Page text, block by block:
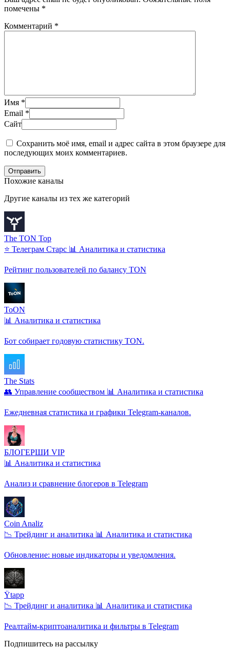
помечены *
Комментарий *
Имя *
Email *
Сайт
Сохранить моё имя, email и адрес сайта в этом браузере для
последующих моих комментариев.
Отправить
Похожие каналы
Другие каналы из тех же категорий
The TON Top
⭐ Телеграм Старс 📊 Аналитика и статистика
Рейтинг пользователей по балансу TON
ToON
📊 Аналитика и статистика
Бот собирает годовую статистику TON.
The Stats
👥 Управление сообществом 📊 Аналитика и статистика
Ежедневная статистика и графики Telegram‑каналов.
БЛОГЕРШИ VIP
📊 Аналитика и статистика
Анализ и сравнение блогеров в Telegram
Coin Analiz
📉 Трейдинг и аналитика 📊 Аналитика и статистика
Обновление: новые индикаторы и уведомления.
Ÿtapp
📉 Трейдинг и аналитика 📊 Аналитика и статистика
Реалтайм-криптоаналитика и фильтры в Telegram
Подпишитесь на рассылку